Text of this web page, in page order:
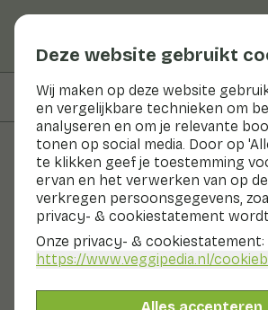
Deze website gebruikt
Wij maken op deze website
en vergelijkbare technieken om
analyseren en om je relevante
tonen op social media. Door op
te klikken geef je toestemming
ervan en het verwerken van op
verkregen persoonsgegevens,
privacy- & cookiestatement
Onze privacy- & cookiestatement:
https://www.veggipedia.nl/
Op deze pagina Recepten met
Groenten en fruit
Abrikoos
Nu in seizoen Fruit Koelkast
blik of glas. Een abrikoos heeft een